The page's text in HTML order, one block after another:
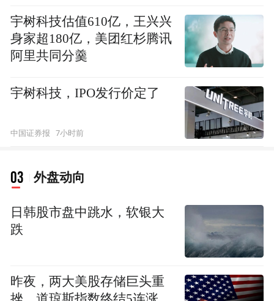
宇树科技估值610亿，王兴兴
身家超180亿，美团红杉腾讯
阿里共同分羹
宇树科技，IPO发行价定了
中国证券报 7小时前
03 外盘动向
日韩股市盘中跳水，软银大
跌
昨夜，两大美股存储巨头重